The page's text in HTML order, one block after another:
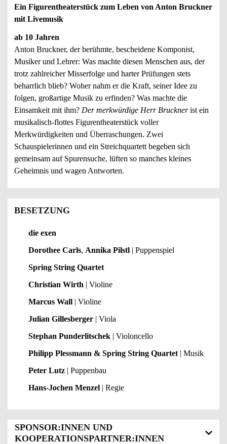
Ein Figurentheaterstück zum Leben von Anton Bruckner
mit Livemusik
ab 10 Jahren
Anton Bruckner, der berühmte, bescheidene Komponist,
Musiker und Lehrer: Was machte diesen Menschen aus, der
trotz zahlreicher Misserfolge und harter Prüfungen stets
beharrlich blieb? Woher nahm er die Kraft, seiner Idee zu
folgen, großartige Musik zu erfinden? Was machte die
Einsamkeit mit ihm? Der merkwürdige Herr Brucknerist ein
musikalisch-flottes Figurentheaterstück voller
Merkwürdigkeiten und Überraschungen. Zwei
Schauspielerinnen und ein Streichquartett begeben sich
gemeinsam auf Spurensuche, lüften so manches kleines
Geheimnis und wagen Antworten.
BESETZUNG
die exen
Dorothee Carls, Annika Pilstl | Puppenspiel
Spring String Quartet
Christian Wirth | Violine
Marcus Wall | Violine
Julian Gillesberger | Viola
Stephan Punderlitschek | Violoncello
Philipp Plessmann & Spring String Quartet | Musik
Peter Lutz | Puppenbau
Hans-Jochen Menzel | Regie
SPONSOR:INNEN UND
KOOPERATIONSPARTNER:INNEN